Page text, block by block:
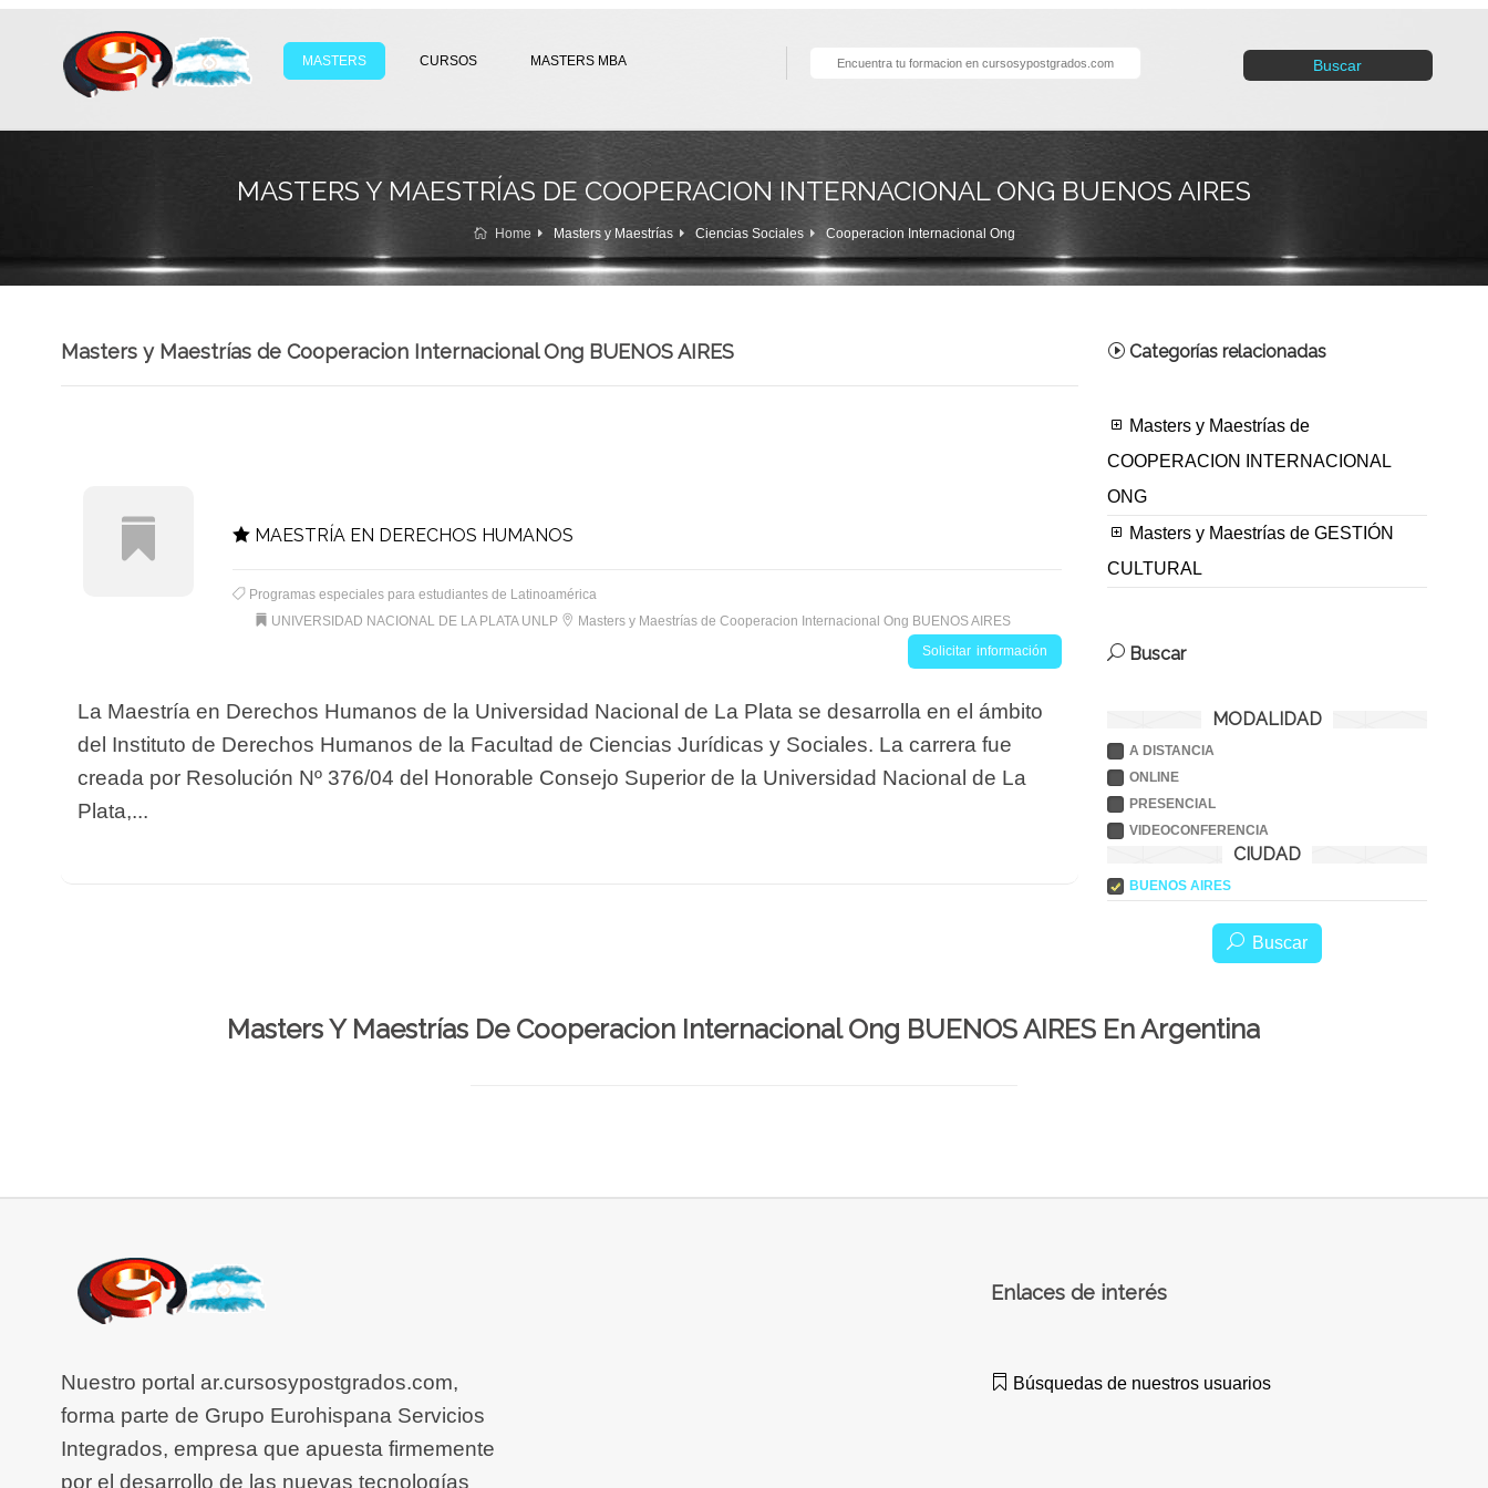
Buscar
MASTERS CURSOS MASTERS MBA
MASTERS Y MAESTRÍAS DE COOPERACION INTERNACIONAL ONG BUENOS AIRES
Home Masters y Maestrías Ciencias Sociales Cooperacion Internacional Ong
Masters y Maestrías de Cooperacion Internacional Ong BUENOS AIRES
MAESTRÍA EN DERECHOS HUMANOS
Programas especiales para estudiantes de Latinoamérica
UNIVERSIDAD NACIONAL DE LA PLATA UNLP
Masters y Maestrías de Cooperacion Internacional Ong BUENOS AIRES
Solicitar información
La Maestría en Derechos Humanos de la Universidad Nacional de La Plata se desarrolla en el ámbito
del Instituto de Derechos Humanos de la Facultad de Ciencias Jurídicas y Sociales. La carrera fue
creada por Resolución Nº 376/04 del Honorable Consejo Superior de la Universidad Nacional de La
Plata,...
Categorías relacionadas
Masters y Maestrías de
COOPERACION INTERNACIONAL
ONG
Masters y Maestrías de GESTIÓN
CULTURAL
Buscar
MODALIDAD
A DISTANCIA
ONLINE
PRESENCIAL
VIDEOCONFERENCIA
CIUDAD
BUENOS AIRES
Buscar
Masters Y Maestrías De Cooperacion Internacional Ong BUENOS AIRES En Argentina
Nuestro portal ar.cursosypostgrados.com,
forma parte de Grupo Eurohispana Servicios
Integrados, empresa que apuesta firmemente
por el desarrollo de las nuevas tecnologías
Enlaces de interés
Búsquedas de nuestros usuarios